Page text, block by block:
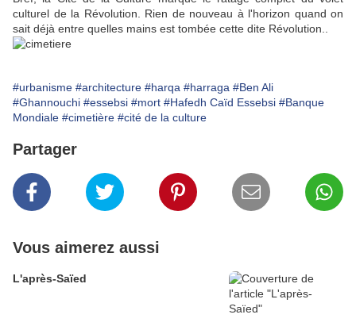
culturel de la Révolution. Rien de nouveau à l'horizon quand on
sait déjà entre quelles mains est tombée cette dite Révolution..
#urbanisme #architecture #harqa #harraga #Ben Ali
#Ghannouchi #essebsi #mort #Hafedh Caïd Essebsi #Banque
Mondiale #cimetière #cité de la culture
Partager
Vous aimerez aussi
L'après-Saïed